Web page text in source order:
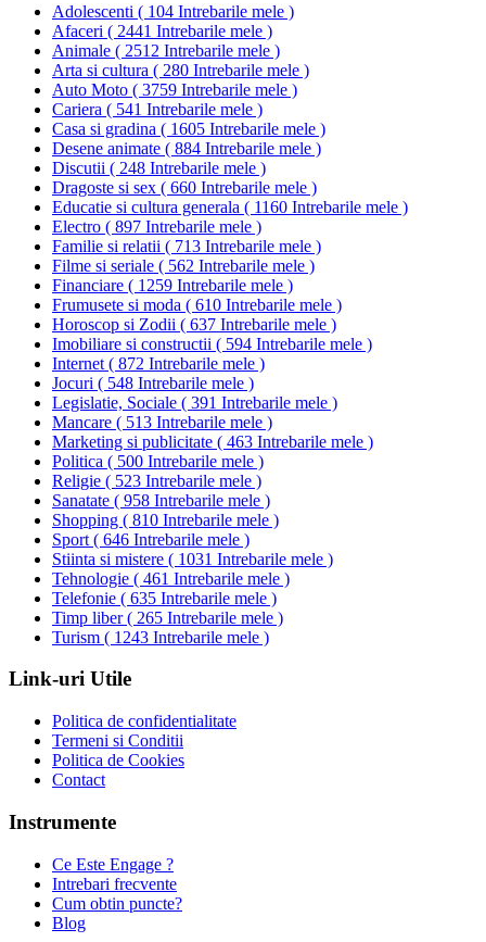
Adolescenti ( 104 Intrebarile mele )
Afaceri ( 2441 Intrebarile mele )
Animale ( 2512 Intrebarile mele )
Arta si cultura ( 280 Intrebarile mele )
Auto Moto ( 3759 Intrebarile mele )
Cariera ( 541 Intrebarile mele )
Casa si gradina ( 1605 Intrebarile mele )
Desene animate ( 884 Intrebarile mele )
Discutii ( 248 Intrebarile mele )
Dragoste si sex ( 660 Intrebarile mele )
Educatie si cultura generala ( 1160 Intrebarile mele )
Electro ( 897 Intrebarile mele )
Familie si relatii ( 713 Intrebarile mele )
Filme si seriale ( 562 Intrebarile mele )
Financiare ( 1259 Intrebarile mele )
Frumusete si moda ( 610 Intrebarile mele )
Horoscop si Zodii ( 637 Intrebarile mele )
Imobiliare si constructii ( 594 Intrebarile mele )
Internet ( 872 Intrebarile mele )
Jocuri ( 548 Intrebarile mele )
Legislatie, Sociale ( 391 Intrebarile mele )
Mancare ( 513 Intrebarile mele )
Marketing si publicitate ( 463 Intrebarile mele )
Politica ( 500 Intrebarile mele )
Religie ( 523 Intrebarile mele )
Sanatate ( 958 Intrebarile mele )
Shopping ( 810 Intrebarile mele )
Sport ( 646 Intrebarile mele )
Stiinta si mistere ( 1031 Intrebarile mele )
Tehnologie ( 461 Intrebarile mele )
Telefonie ( 635 Intrebarile mele )
Timp liber( 265 Intrebarile mele )
Turism ( 1243 Intrebarile mele )
Link-uri Utile
Politica de confidentialitate
Termeni si Conditii
Politica de Cookies
Contact
Instrumente
Ce Este Engage ?
Intrebari frecvente
Cum obtin puncte?
Blog